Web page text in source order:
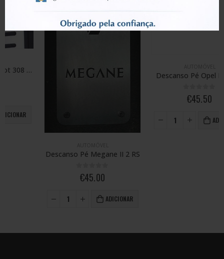
Descanso Pé Megane II 2 RS
out of 5
ADICIONAR
Descanso Pé Opel Insignia
out of 5
ADICIONAR